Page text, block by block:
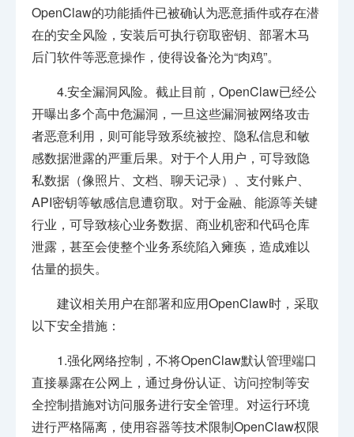
OpenClaw的功能插件已被确认为恶意插件或存在潜
在的安全风险，安装后可执行窃取密钥、部署木马
后门软件等恶意操作，使得设备沦为“肉鸡”。
4.安全漏洞风险。截止目前，OpenClaw已经公
开曝出多个高中危漏洞，一旦这些漏洞被网络攻击
者恶意利用，则可能导致系统被控、隐私信息和敏
感数据泄露的严重后果。对于个人用户，可导致隐
私数据（像照片、文档、聊天记录）、支付账户、
API密钥等敏感信息遭窃取。对于金融、能源等关键
行业，可导致核心业务数据、商业机密和代码仓库
泄露，甚至会使整个业务系统陷入瘫痪，造成难以
估量的损失。
建议相关用户在部署和应用OpenClaw时，采取
以下安全措施：
1.强化网络控制，不将OpenClaw默认管理端口
直接暴露在公网上，通过身份认证、访问控制等安
全控制措施对访问服务进行安全管理。对运行环境
进行严格隔离，使用容器等技术限制OpenClaw权限